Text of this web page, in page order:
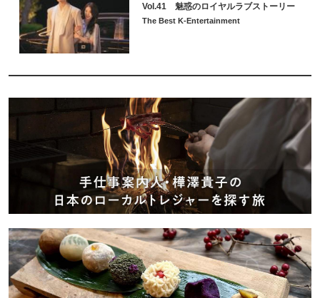
Vol.41 魅惑のロイヤルラブストーリー
The Best K-Entertainment